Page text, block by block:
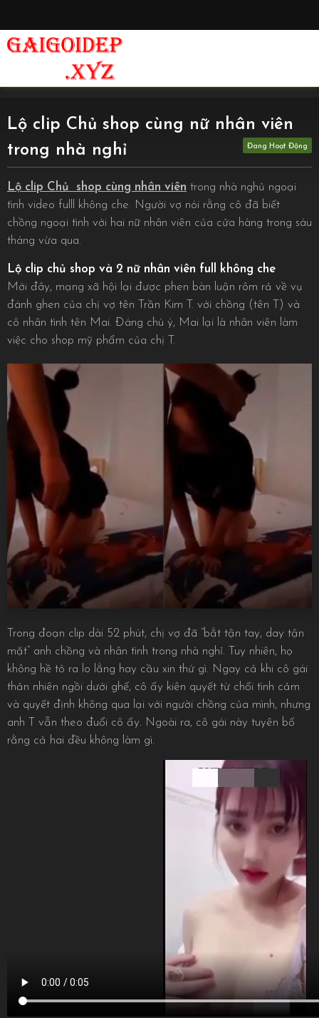
Lộ clip Chủ shop cùng nữ nhân viên
trong nhà nghỉ
Lộ clip Chủ shop cùng nhân viên trong nhà nghủ ngoại
tình video fulll không che. Người vợ nói rằng cô đã biết
chồng ngoại tình với hai nữ nhân viên của cửa hàng trong sáu
tháng vừa qua.
Lộ clip chủ shop và 2 nữ nhân viên full không che
Mới đây, mạng xã hội lại được phen bàn luận rôm rả về vụ
đánh ghen của chị vợ tên Trần Kim T. với chồng (tên T) và
cô nhân tình tên Mai. Đáng chú ý, Mai lại là nhân viên làm
việc cho shop mỹ phẩm của chị T.
Trong đoạn clip dài 52 phút, chị vợ đã “bắt tận tay, day tận
mặt” anh chồng và nhân tình trong nhà nghỉ. Tuy nhiên, họ
không hề tỏ ra lo lắng hay cầu xin thứ gì. Ngay cả khi cô gái
thản nhiên ngồi dưới ghế, cô ấy kiên quyết từ chối tình cảm
và quyết định không qua lại với người chồng của mình, nhưng
anh T vẫn theo đuổi cô ấy. Ngoài ra, cô gái này tuyên bố
rằng cả hai đều không làm gì.